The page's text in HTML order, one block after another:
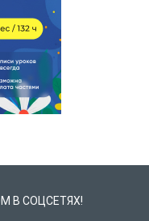
В СОЦСЕТЯХ!